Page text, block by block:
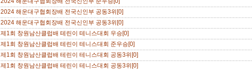
2024 해운대구협회장배 전국신인부 공동3위[0]
2024 해운대구협회장배 전국신인부 공동3위[0]
제1회 창원남산클럽배 테린이 테니스대회 우승[0]
제1회 창원남산클럽배 테린이 테니스대회 준우승[0]
제1회 창원남산클럽배 테린이 테니스대회 공동3위[0]
제1회 창원남산클럽배 테린이 테니스대회 공동3위[0]